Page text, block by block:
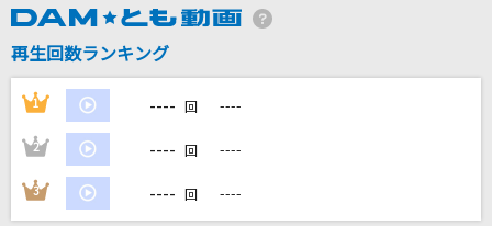
木村弓
カラオケ最新情報をチェック！
再生回数ランキング
1 ---- 回 ----
2 ---- 回 ----
3 ---- 回 ----